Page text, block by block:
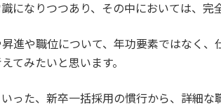
になりつつあり、その中においては、完
進や職位について、年功要素ではなく
てみたいと思います。
った、新卒一括採用の慣行から、詳細